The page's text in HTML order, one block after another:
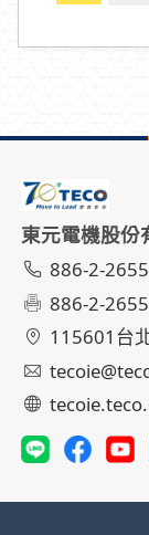
東元電機股份
886-2-
886-2-
115601台